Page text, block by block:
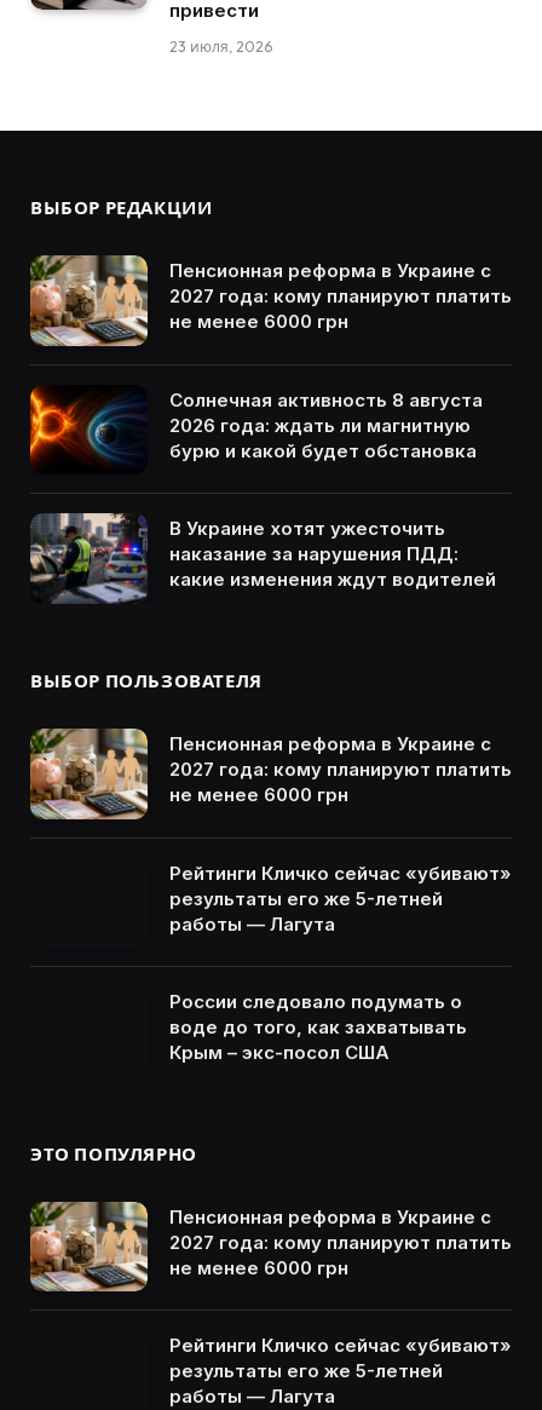
привести
23 июля, 2026
ВЫБОР РЕДАКЦИИ
Пенсионная реформа в Украине с
2027 года: кому планируют платить
не менее 6000 грн
Солнечная активность 8 августа
2026 года: ждать ли магнитную
бурю и какой будет обстановка
В Украине хотят ужесточить
наказание за нарушения ПДД:
какие изменения ждут водителей
ВЫБОР ПОЛЬЗОВАТЕЛЯ
Пенсионная реформа в Украине с
2027 года: кому планируют платить
не менее 6000 грн
Рейтинги Кличко сейчас «убивают»
результаты его же 5-летней
работы — Лагута
России следовало подумать о
воде до того, как захватывать
Крым – экс-посол США
ЭТО ПОПУЛЯРНО
Пенсионная реформа в Украине с
2027 года: кому планируют платить
не менее 6000 грн
Рейтинги Кличко сейчас «убивают»
результаты его же 5-летней
работы — Лагута